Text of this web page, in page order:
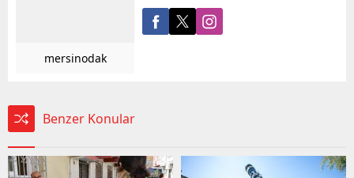
mersinodak
Benzer Konular